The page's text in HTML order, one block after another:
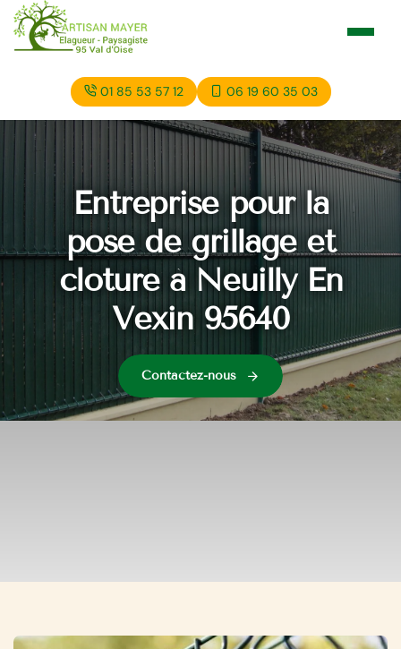
01 85 53 57 12 06 19 60 35 03
Entreprise pour la
pose de grillage et
cloture à Neuilly En
Vexin 95640
Contactez-nous